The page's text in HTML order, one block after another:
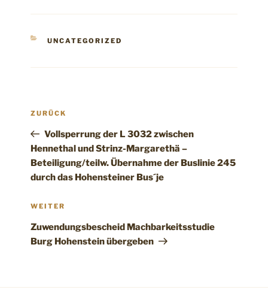
KATEGORIEN
UNCATEGORIZED
Vorheriger
ZURÜCK
Vollsperrung der L 3032 zwischen
Hennethal und Strinz-Margarethä –
Beteiligung/teilw. Übernahme der Buslinie 245
durch das Hohensteiner Bus´je
Nächster
WEITER
Zuwendungsbescheid Machbarkeitsstudie
Burg Hohenstein übergeben